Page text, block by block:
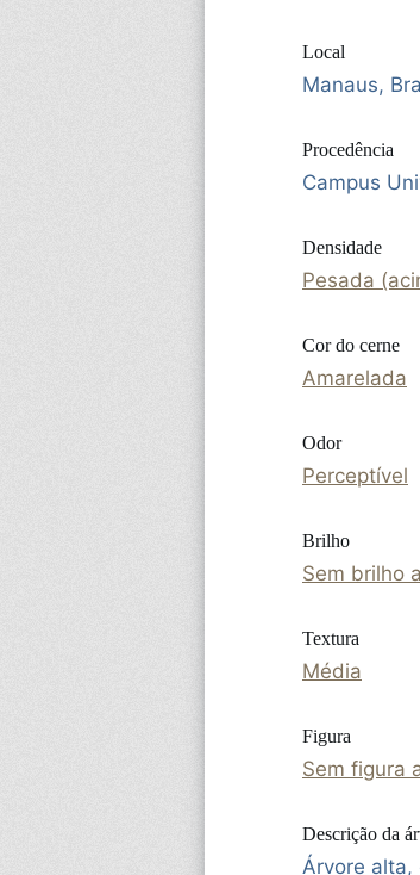
Local
Manaus,
Procedência
Campus
Densidade
Pesada
Cor do cerne
Amarelada
Odor
Perceptível
Brilho
Sem brilho
Textura
Média
Figura
Sem figura
Descrição da
Árvore